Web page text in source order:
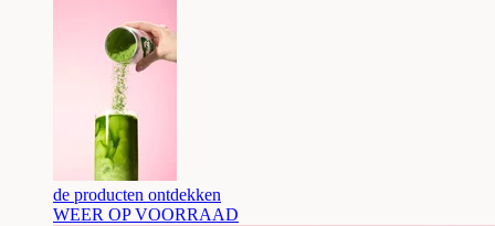
de producten ontdekken
WEER OP VOORRAAD